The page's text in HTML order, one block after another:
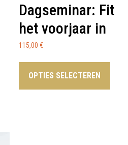
Dagseminar: Fit
het voorjaar in
115,00 €
OPTIES SELECTEREN